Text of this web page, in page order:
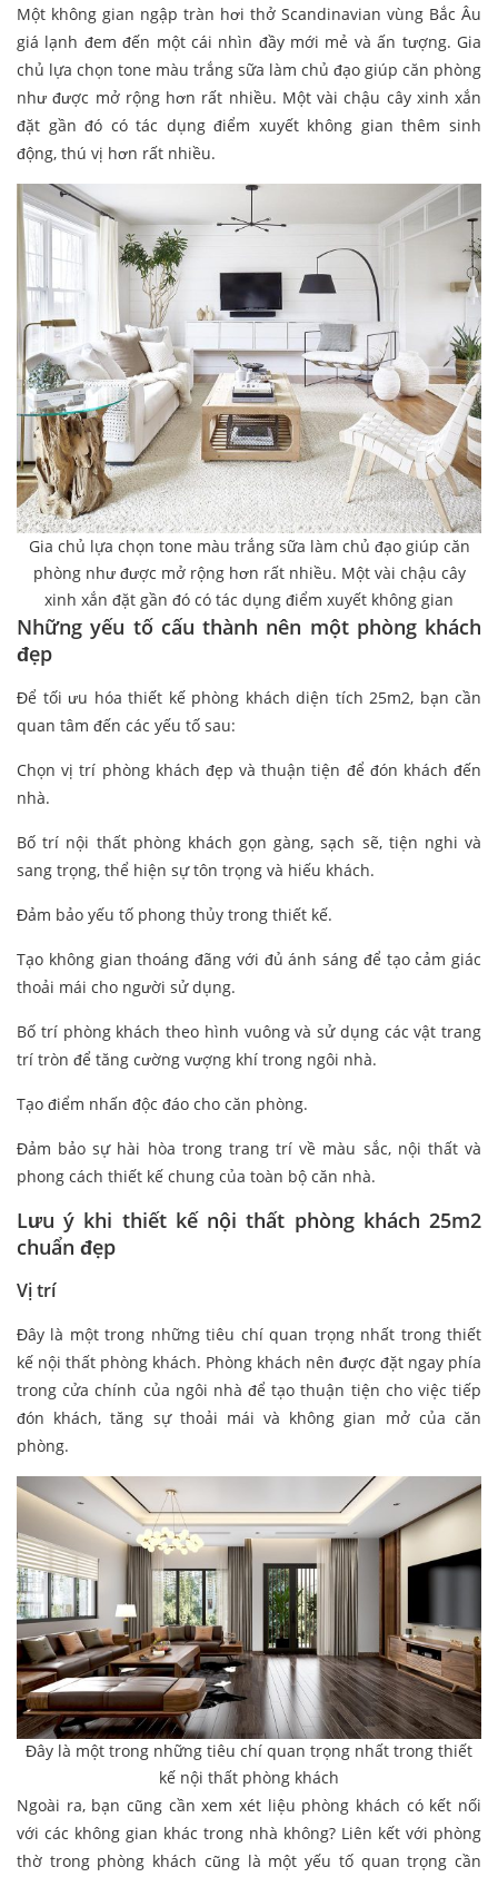
Một không gian ngập tràn hơi thở Scandinavian vùng Bắc Âu
giá lạnh đem đến một cái nhìn đầy mới mẻ và ấn tượng. Gia
chủ lựa chọn tone màu trắng sữa làm chủ đạo giúp căn phòng
như được mở rộng hơn rất nhiều. Một vài chậu cây xinh xắn
đặt gần đó có tác dụng điểm xuyết không gian thêm sinh
động, thú vị hơn rất nhiều.
Gia chủ lựa chọn tone màu trắng sữa làm chủ đạo giúp căn
phòng như được mở rộng hơn rất nhiều. Một vài chậu cây
xinh xắn đặt gần đó có tác dụng điểm xuyết không gian
Những yếu tố cấu thành nên một phòng khách
đẹp
Để tối ưu hóa thiết kế phòng khách diện tích 25m2, bạn cần
quan tâm đến các yếu tố sau:
Chọn vị trí phòng khách đẹp và thuận tiện để đón khách đến
nhà.
Bố trí nội thất phòng khách gọn gàng, sạch sẽ, tiện nghi và
sang trọng, thể hiện sự tôn trọng và hiếu khách.
Đảm bảo yếu tố phong thủy trong thiết kế.
Tạo không gian thoáng đãng với đủ ánh sáng để tạo cảm giác
thoải mái cho người sử dụng.
Bố trí phòng khách theo hình vuông và sử dụng các vật trang
trí tròn để tăng cường vượng khí trong ngôi nhà.
Tạo điểm nhấn độc đáo cho căn phòng.
Đảm bảo sự hài hòa trong trang trí về màu sắc, nội thất và
phong cách thiết kế chung của toàn bộ căn nhà.
Lưu ý khi thiết kế nội thất phòng khách 25m2
chuẩn đẹp
Vị trí
Đây là một trong những tiêu chí quan trọng nhất trong thiết
kế nội thất phòng khách. Phòng khách nên được đặt ngay phía
trong cửa chính của ngôi nhà để tạo thuận tiện cho việc tiếp
đón khách, tăng sự thoải mái và không gian mở của căn
phòng.
Đây là một trong những tiêu chí quan trọng nhất trong thiết
kế nội thất phòng khách
Ngoài ra, bạn cũng cần xem xét liệu phòng khách có kết nối
với các không gian khác trong nhà không? Liên kết với phòng
thờ trong phòng khách cũng là một yếu tố quan trọng cần